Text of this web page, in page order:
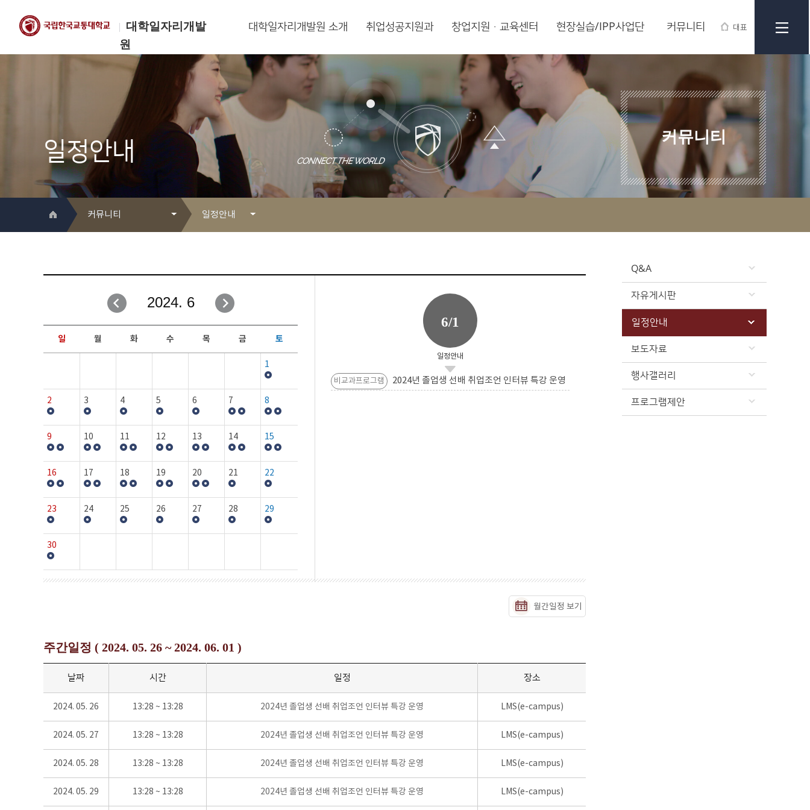
대학일자리개발
원
대표
한국교통대학교
대학일자리개발원
대학일자리개발원 소개 취업성공지원과 창업지원·교육센터 현장실습/IPP사업단 커뮤니티
일정안내
커뮤니티
커뮤니티
취업성공지원과
창업지원·교육센터
현장실습/IPP사업단
커뮤니티
일정안내
자유게시판
일정안내
보도자료
행사갤러리
Q&A
자유게시판
일정안내
보도자료
행사갤러리
프로그램제안
2024. 6
일 월 화 수 목 금 토
1
2 3 4 5 6 7 8
9 10 11 12 13 14 15
16 17 18 19 20 21 22
23 24 25 26 27 28 29
30
6/1
일정안내
비교과프로그램 2024년 졸업생 선배 취업조언 인터뷰 특강 운영
월간일정 보기
주간일정 ( 2024. 05. 26 ~ 2024. 06. 01 )
날짜 시간 일정 장소
2024. 05. 26 13:28 ~ 13:28 2024년 졸업생 선배 취업조언 인터뷰 특강 운영 LMS(e-campus)
2024. 05. 27 13:28 ~ 13:28 2024년 졸업생 선배 취업조언 인터뷰 특강 운영 LMS(e-campus)
2024. 05. 28 13:28 ~ 13:28 2024년 졸업생 선배 취업조언 인터뷰 특강 운영 LMS(e-campus)
2024. 05. 29 13:28 ~ 13:28 2024년 졸업생 선배 취업조언 인터뷰 특강 운영 LMS(e-campus)